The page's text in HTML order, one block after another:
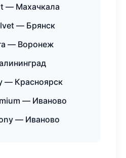
— Махачкала
— Брянск
— Воронеж
— Красноярск
— Иваново
— Иваново